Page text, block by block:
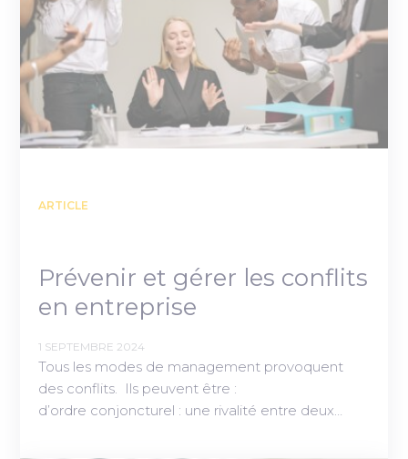
ARTICLE
Prévenir et gérer les conflits
en entreprise
1 SEPTEMBRE 2024
Tous les modes de management provoquent
des conflits. Ils peuvent être :
d’ordre conjoncturel : une rivalité entre deux…